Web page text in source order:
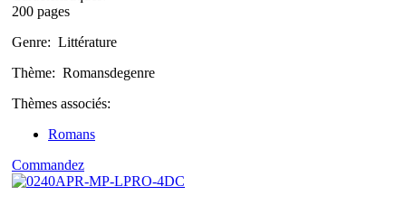
200 pages
Genre: Littérature
Thème: Romansdegenre
Thèmes associés:
Romans
Commandez